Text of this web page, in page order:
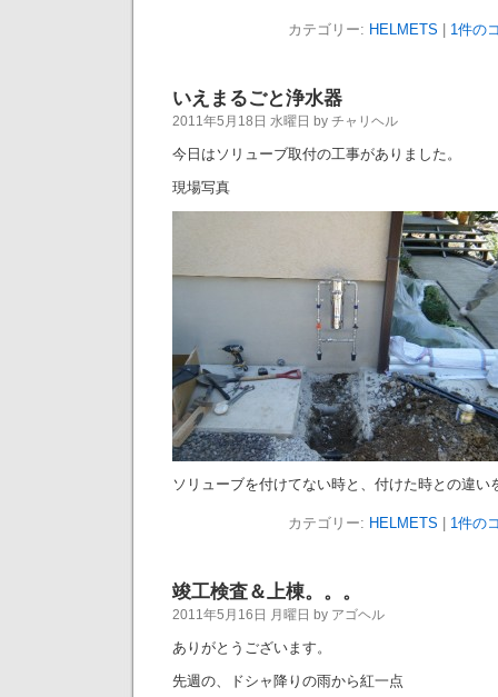
カテゴリー: HELMETS 1件の
いえまるごと浄水器
2011年5月18日 水曜日 by チャリヘル
今日はソリューブ取付の工事がありました。
現場写真
ソリューブを付けてない時と、付けた時との違い
カテゴリー: HELMETS 1件の
竣工検査＆上棟。。。
2011年5月16日 月曜日 by アゴヘル
ありがとうございます。
先週の、ドシャ降りの雨から紅一点